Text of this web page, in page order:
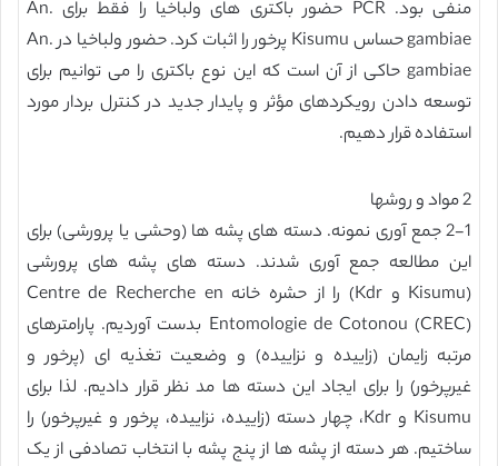
منفی بود. PCR حضور باکتری های ولباخیا را فقط برای An.
gambiae حساس Kisumu پرخور را اثبات کرد. حضور ولباخیا در An.
gambiae حاکی از آن است که این نوع باکتری را می توانیم برای
توسعه دادن رویکردهای مؤثر و پایدار جدید در کنترل بردار مورد
استفاده قرار دهیم.
2 مواد و روشها
2-1 جمع آوری نمونه. دسته های پشه ها (وحشی یا پرورشی) برای
این مطالعه جمع آوری شدند. دسته های پشه های پرورشی
(Kisumu و Kdr) را از حشره خانه Centre de Recherche en
Entomologie de Cotonou (CREC) بدست آوردیم. پارامترهای
مرتبه زایمان (زاییده و نزاییده) و وضعیت تغذیه ای (پرخور و
غیرپرخور) را برای ایجاد این دسته ها مد نظر قرار دادیم. لذا برای
Kisumu و Kdr، چهار دسته (زاییده، نزاییده، پرخور و غیرپرخور) را
ساختیم. هر دسته از پشه ها از پنج پشه با انتخاب تصادفی از یک